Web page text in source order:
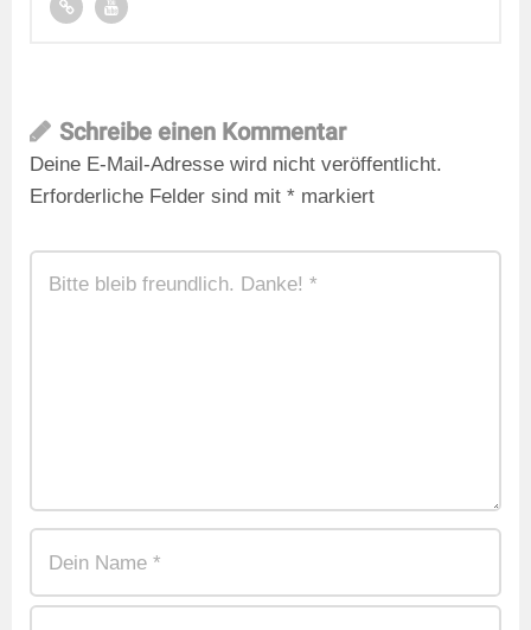
Schreibe einen Kommentar
Deine E-Mail-Adresse wird nicht veröffentlicht.
Erforderliche Felder sind mit * markiert